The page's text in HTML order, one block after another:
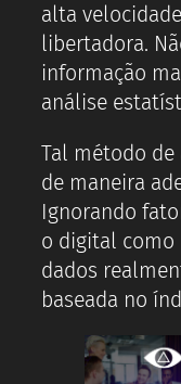
alta
libertadora.
informação
análise
Tal método
de maneira
Ignorando
o digital como
dados
baseada no